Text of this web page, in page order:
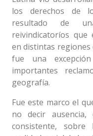
los derechos de
resultado de
reivindicatoríos
en distintas
fue una
importantes
geografía.
Fue este marco el
no decir
consistente,